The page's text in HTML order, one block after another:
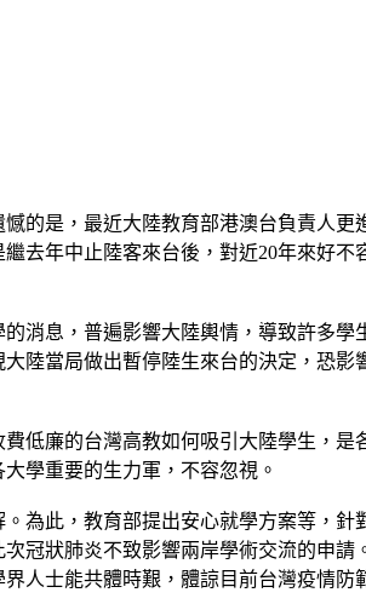
的是，最近大陸教育部港澳台負責人更
去年中止陸客來台後，對近20年來好
消息，普遍影響大陸輿情，導致許多
陸當局做出暫停陸生來台的決定，恐影
低廉的台灣高教如何吸引大陸學生，是
學重要的生力軍，不容忽視。
為此，教育部提出安心就學方案等，針
冠狀肺炎不致影響兩岸學術交流的申請
人士能共體時艱，體諒目前台灣疫情防